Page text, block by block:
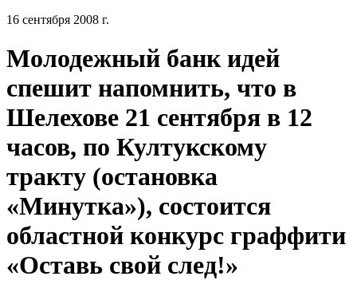
16 сентября 2008 г.
Молодежный банк идей
спешит напомнить, что в
Шелехове 21 сентября в 12
часов, по Култукскому
тракту (остановка
«Минутка»), состоится
областной конкурс граффити
«Оставь свой след!»